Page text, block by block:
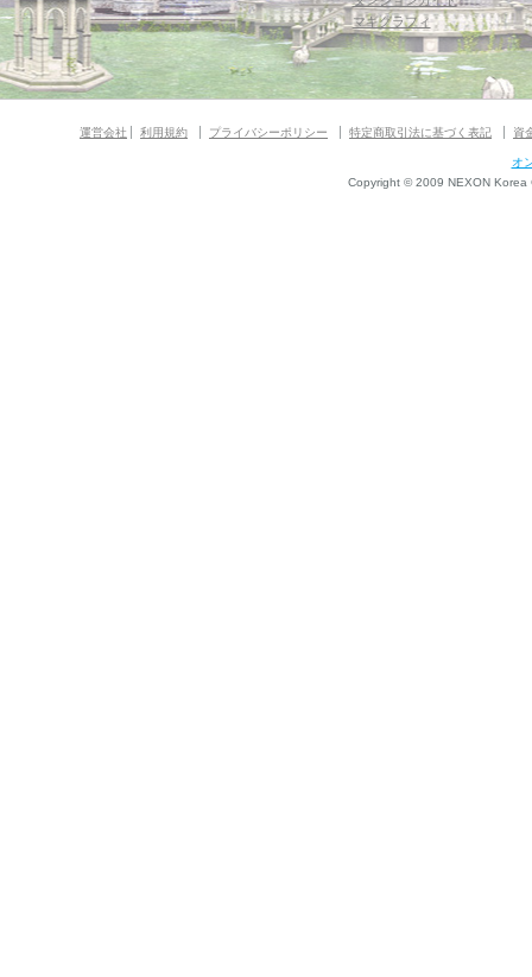
マギグラフィ
運営会社 利用規約 プライバシーポリシー 特定商取引法に基づく表記 資
オ
Copyright © 2009 NEXON Korea